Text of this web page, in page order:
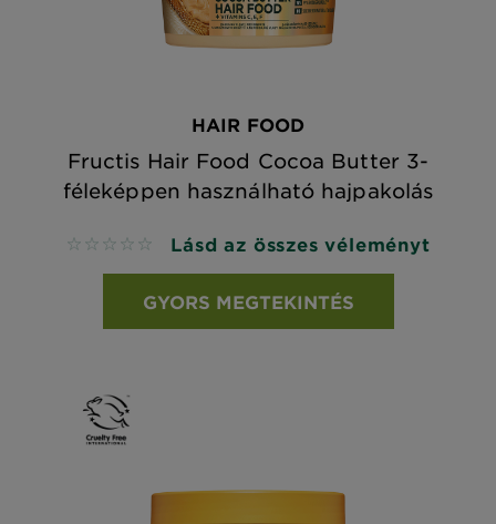
HAIR FOOD
Fructis Hair Food Cocoa Butter 3-
féleképpen használható hajpakolás
No reviews Lásd az összes véleményt
GYORS MEGTEKINTÉS